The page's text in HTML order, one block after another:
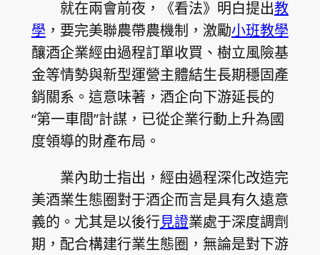
就在兩會前夜，《看法》明白提出教
學 ，要完美聯農帶農機制，激勵小班教學
釀酒企業經由過程訂單收買、樹立風險基
金等情勢與新型運營主體結生長期穩固產
銷關系。這意味著，酒企向下游延長的
“第一車間”計謀，已從企業行動上升為國
度領導的財產布局。
業內助士指出，經由過程深化改造完
美酒業生態圈對于酒企而言是具有久遠意
義的。尤其是以後行見證業處于深度調劑
期，配合構建行業生態圈，無論是對下游